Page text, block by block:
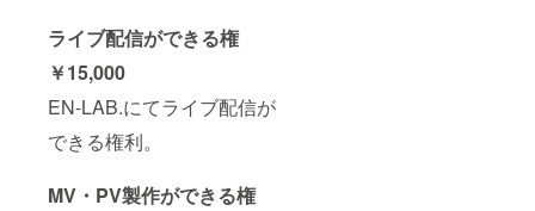
ライブ配信ができる権
￥15,000
EN-LAB.にてライブ配信が
できる権利。
MV・PV製作ができる権